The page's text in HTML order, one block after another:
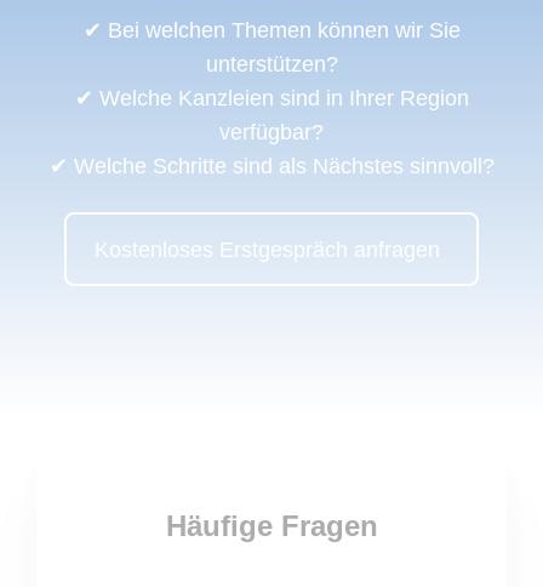
✔ Bei welchen Themen können wir Sie
unterstützen?
✔ Welche Kanzleien sind in Ihrer Region
verfügbar?
✔ Welche Schritte sind als Nächstes sinnvoll?
Kostenloses Erstgespräch anfragen
Häufige Fragen